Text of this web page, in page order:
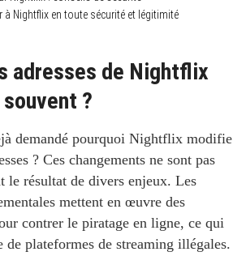
à Nightflix en toute sécurité et légitimité
adresses de Nightflix
?
demandé pourquoi Nightflix modifie
? Ces changements ne sont pas
le résultat de divers enjeux. Les
mettent en œuvre des
contrer le piratage en ligne, ce qui
plateformes de streaming illégales.